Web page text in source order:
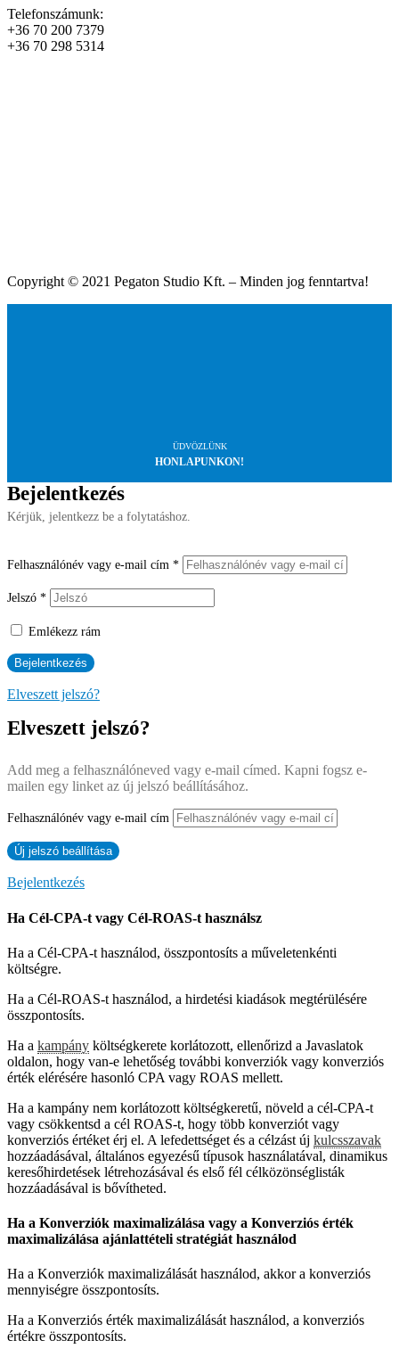
Telefonszámunk:
+36 70 200 7379
+36 70 298 5314
Copyright © 2021 Pegaton Studio Kft. – Minden jog fenntartva!
ÜDVÖZLÜNK
HONLAPUNKON!
Bejelentkezés
Kérjük, jelentkezz be a folytatáshoz.
Felhasználónév vagy e-mail cím *
Jelszó *
Emlékezz rám
Elveszett jelszó?
Elveszett jelszó?
Add meg a felhasználóneved vagy e-mail címed. Kapni fogsz e-
mailen egy linket az új jelszó beállításához.
Felhasználónév vagy e-mail cím
Bejelentkezés
Ha Cél-CPA-t vagy Cél-ROAS-t használsz
Ha a Cél-CPA-t használod, összpontosíts a műveletenkénti
költségre.
Ha a Cél-ROAS-t használod, a hirdetési kiadások megtérülésére
összpontosíts.
Ha a kampány költségkerete korlátozott, ellenőrizd a Javaslatok
oldalon, hogy van-e lehetőség további konverziók vagy konverziós
érték elérésére hasonló CPA vagy ROAS mellett.
Ha a kampány nem korlátozott költségkeretű, növeld a cél-CPA-t
vagy csökkentsd a cél ROAS-t, hogy több konverziót vagy
konverziós értéket érj el. A lefedettséget és a célzást új kulcsszavak
hozzáadásával, általános egyezésű típusok használatával, dinamikus
keresőhirdetések létrehozásával és első fél célközönséglisták
hozzáadásával is bővítheted.
Ha a Konverziók maximalizálása vagy a Konverziós érték
maximalizálása ajánlattételi stratégiát használod
Ha a Konverziók maximalizálását használod, akkor a konverziós
mennyiségre összpontosíts.
Ha a Konverziós érték maximalizálását használod, a konverziós
értékre összpontosíts.